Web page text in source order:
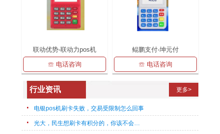
联动优势-联动力pos机
☏ 电话咨询
鲲鹏支付-坤元付
☏ 电话咨询
行业资讯 更多>
电银pos机刷卡失败，交易受限制怎么回事
光大，民生想刷卡有积分的，你该不会不知这几款POS机带积分吧?